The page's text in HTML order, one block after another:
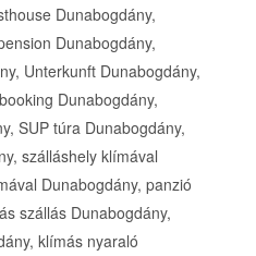
Dunabogdány,
Dunabogdány,
Unterkunft Dunabogdány,
Dunabogdány,
SUP túra Dunabogdány,
szálláshely klímával
Dunabogdány, panzió
szállás Dunabogdány,
klímás nyaraló